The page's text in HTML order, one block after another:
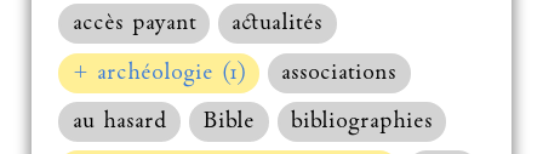
accès payant
actualités
+ archéologie (1)
associations
au hasard
Bible
bibliographies